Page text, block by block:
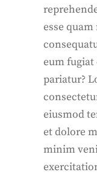
esse
eum
pariatur?
eiusmod
et dolore
minim